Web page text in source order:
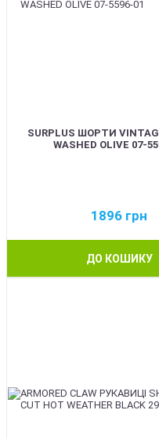
SURPLUS ШОРТИ
WASHED OLIVE 07-
1896 грн
ДО КОШИКУ